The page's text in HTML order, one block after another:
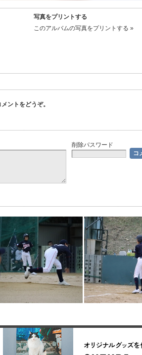
写真をプリントする
このアルバムの写真をプリントする »
ントをどうぞ。
削除パスワード